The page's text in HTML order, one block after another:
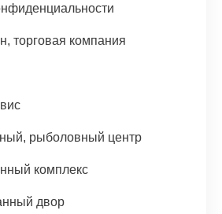
торговая компания
рыболовный центр
комплекс
двор